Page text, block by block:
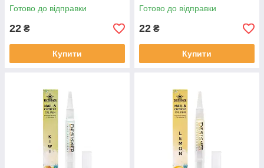
Готово до відправки
22 ₴
Купити
Готово до відправки
22 ₴
Купити